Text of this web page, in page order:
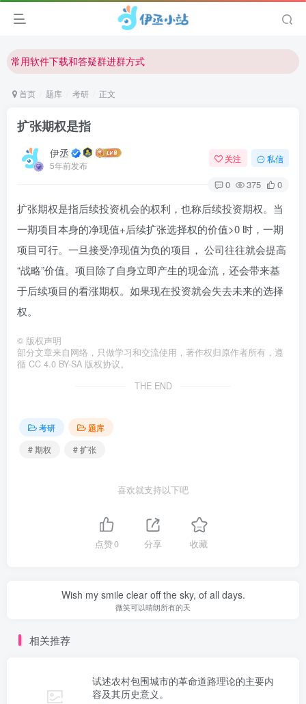
欢迎反馈网站中存在的问题和建议！
常用软件下载和答疑群进群方式
欢迎访问伊丞小站！
首页 题库 考研 正文
扩张期权是指
伊丞
5年前发布
关注 私信
0 375 0
扩张期权是指后续投资机会的权利，也称后续投资期权。当
一期项目本身的净现值+后续扩张选择权的价值>0 时，一期
项目可行。一旦接受净现值为负的项目， 公司往往就会提高
“战略”价值。项目除了自身立即产生的现金流，还会带来基
于后续项目的看涨期权。如果现在投资就会失去未来的选择
权。
© 版权声明
部分文章来自网络，只做学习和交流使用，著作权归原作者所有，遵
循 CC 4.0 BY-SA 版权协议。
THE END
考研
题库
# 期权
# 扩张
喜欢就支持以下吧
点赞0 分享 收藏
Wish my smile clear off the sky, of all days.
微笑可以晴朗所有的天
相关推荐
试述农村包围城市的革命道路理论的主要内
容及其历史意义。